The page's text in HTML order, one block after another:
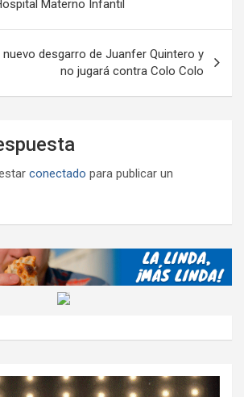
Materno Infantil
desgarro de Juanfer Quintero y
no jugará contra Colo Colo
conectado para publicar un